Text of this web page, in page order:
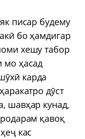
писар будему
бо ҳамдигар
хешу табор
мо ҳасад
карда
дӯст
шавҳар кунад,
қавоқ
кас